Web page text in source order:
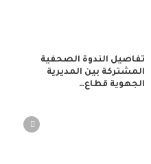
تفاصيل الندوة الصحفية
المشتركة بين المديرية
الجهوية قطاع…